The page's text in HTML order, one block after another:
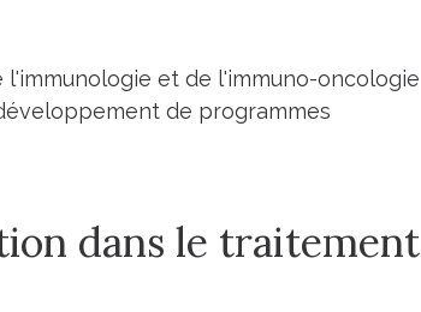
et de l'immuno-oncologie
de programmes
dans le traitement